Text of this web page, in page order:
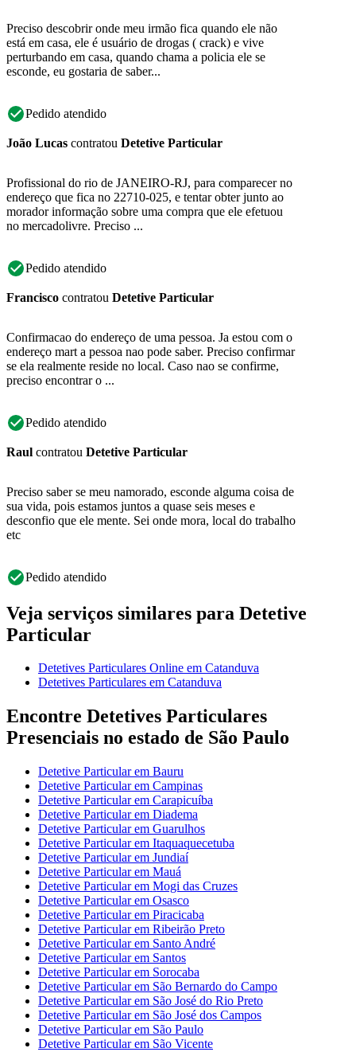
Preciso descobrir onde meu irmão fica quando ele não
está em casa, ele é usuário de drogas ( crack) e vive
perturbando em casa, quando chama a policia ele se
esconde, eu gostaria de saber...
Pedido atendido
João Lucas contratou Detetive Particular
Profissional do rio de JANEIRO-RJ, para comparecer no
endereço que fica no 22710-025, e tentar obter junto ao
morador informação sobre uma compra que ele efetuou
no mercadolivre. Preciso ...
Pedido atendido
Francisco contratou Detetive Particular
Confirmacao do endereço de uma pessoa. Ja estou com o
endereço mart a pessoa nao pode saber. Preciso confirmar
se ela realmente reside no local. Caso nao se confirme,
preciso encontrar o ...
Pedido atendido
Raul contratou Detetive Particular
Preciso saber se meu namorado, esconde alguma coisa de
sua vida, pois estamos juntos a quase seis meses e
desconfio que ele mente. Sei onde mora, local do trabalho
etc
Pedido atendido
Veja serviços similares para Detetive
Particular
Detetives Particulares Online em Catanduva
Detetives Particulares em Catanduva
Encontre Detetives Particulares
Presenciais no estado de São Paulo
Detetive Particular em Bauru
Detetive Particular em Campinas
Detetive Particular em Carapicuíba
Detetive Particular em Diadema
Detetive Particular em Guarulhos
Detetive Particular em Itaquaquecetuba
Detetive Particular em Jundiaí
Detetive Particular em Mauá
Detetive Particular em Mogi das Cruzes
Detetive Particular em Osasco
Detetive Particular em Piracicaba
Detetive Particular em Ribeirão Preto
Detetive Particular em Santo André
Detetive Particular em Santos
Detetive Particular em Sorocaba
Detetive Particular em São Bernardo do Campo
Detetive Particular em São José do Rio Preto
Detetive Particular em São José dos Campos
Detetive Particular em São Paulo
Detetive Particular em São Vicente